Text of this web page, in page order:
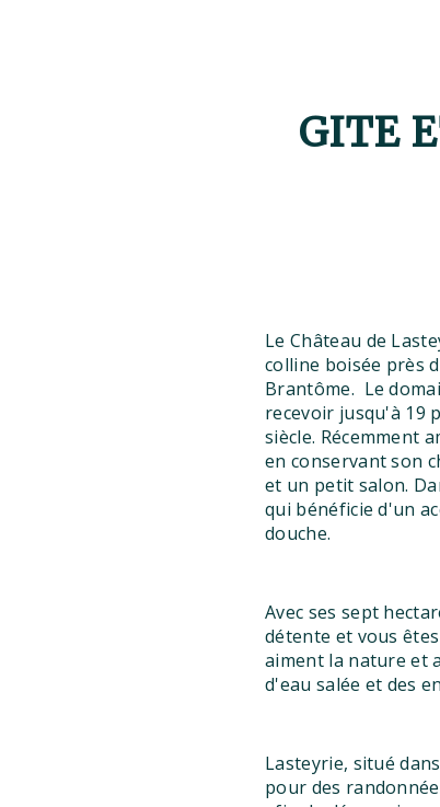
GITE
Le Château de
colline boisée près
Brantôme. Le
recevoir jusqu'à 19
siècle. Récemment
en conservant son
et un petit salon.
qui bénéficie d'un
douche.
Avec ses sept
détente et vous
aiment la nature et
d'eau salée et des
Lasteyrie, situé
pour des